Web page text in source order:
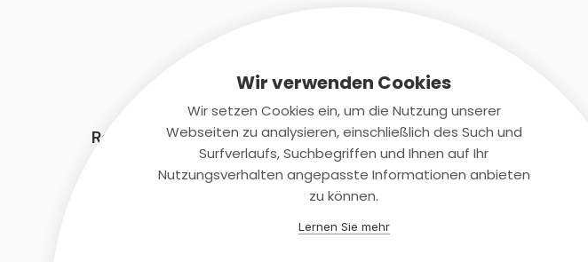
Rechtliches Kontaktiere uns
+(49)2131/708-4280
Wir verwenden Cookies
Wir setzen Cookies ein, um die Nutzung unserer
Webseiten zu analysieren, einschließlich des Such und
Surfverlaufs, Suchbegriffen und Ihnen auf Ihr
Nutzungsverhalten angepasste Informationen anbieten
zu können.
Lernen Sie mehr